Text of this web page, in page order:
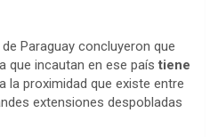
Paraguay concluyeron que
que incautan en ese paístiene
la proximidad que existe entre
extensiones despobladas